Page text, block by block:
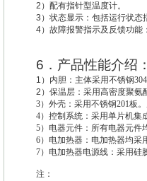
2 ）配有指针型温度计。
3 ）状态显示：包括运行状
4）故障报警指示及反馈功
6 ．产品性能介绍
1 ） 内胆：主体采用不锈钢
2 ） 保温层：采用高密度聚氨
3）外壳：采用不锈钢201板
4）控制系统：采用单片机集
5）电器元件：所有电器元件
6）电加热器：电加热器均采
7）电加热器电源线：采用硅
注：